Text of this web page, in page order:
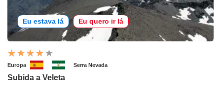
Eu estava lá Eu quero ir lá
Europa Serra Nevada
Subida a Veleta